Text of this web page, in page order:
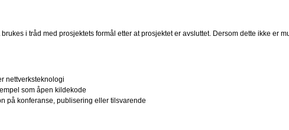
i tråd med prosjektets formål etter at prosjektet er avsluttet. Dersom dette ikke er
nettverksteknologi
som åpen kildekode
på konferanse, publisering eller tilsvarende